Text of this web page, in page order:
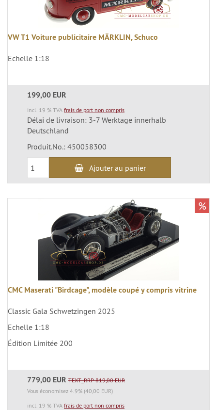
VW T1 Voiture publicitaire MÄRKLIN, Schuco
Echelle 1:18
199,00 EUR
incl. 19 % TVA frais de port non compris
Délai de livraison: 3-7 Werktage innerhalb
Deutschland
Produit.No.: 450058300
Ajouter au panier
CMC Maserati "Birdcage", modèle coupé y compris vitrine
Classic Gala Schwetzingen 2025
Echelle 1:18
Édition Limitée 200
779,00 EUR TEXT_RRP 819,00 EUR
Vous économisez 4.9% (40,00 EUR)
incl. 19 % TVA frais de port non compris
%